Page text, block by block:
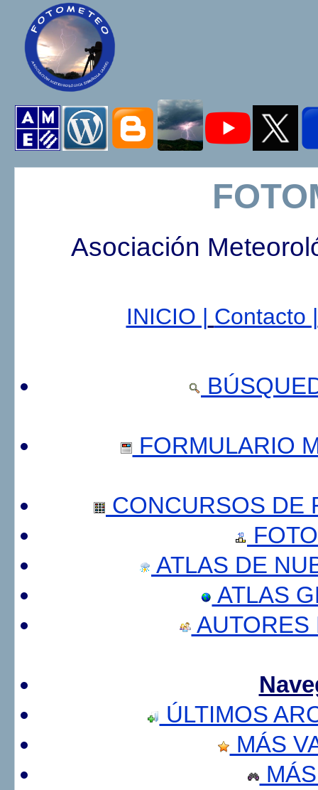
Asociación
INICIO | Contacto |
FORMULARIO
CONCURSOS DE
ATLAS DE
ATLAS
AUTORES
ÚLTIMOS
MÁS